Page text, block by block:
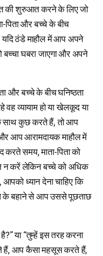
की शुरुआत करने के लिए जो
पिता और बच्चे के बीच
यदि ठंडे माहौल में आप अपने
घबरा जाएगा और अपने
और बच्चे के बीच घनिष्ठता
वह व्यायाम हो या खेलकूद या
साथ कुछ करते हैं, तो आप
आप आरामदायक माहौल में
समय, माता-पिता को
न करें लेकिन बच्चे को अधिक
ध्यान देना चाहिए कि
के बहाने से आप उससे पूछताछ
या “तुम्हें इस तरह करना
हैं, आप कैसा महसूस करते हैं,